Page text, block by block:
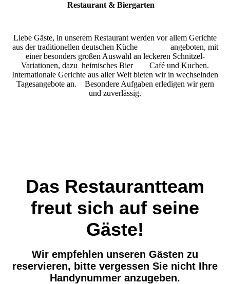
Restaurant & Biergarten
Liebe Gäste, in unserem Restaurant werden vor allem Gerichte
aus der traditionellen deutschen Küche angeboten, mit
einer besonders großen Auswahl an leckeren Schnitzel-
Variationen, dazu heimisches Bier Café und Kuchen.
Internationale Gerichte aus aller Welt bieten wir in wechselnden
Tagesangebote an. Besondere Aufgaben erledigen wir gern
und zuverlässig.
Das Restaurantteam
freut sich auf seine
Gäste!
Wir empfehlen unseren Gästen zu
reservieren, bitte vergessen Sie nicht Ihre
Handynummer anzugeben.